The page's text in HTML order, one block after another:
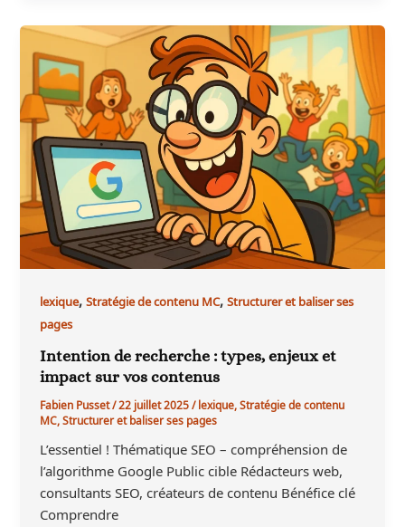
lexique,Stratégie de contenu MC,Structurer et baliser ses
pages
Intention de recherche : types, enjeux et
impact sur vos contenus
Fabien Pusset/22 juillet 2025/lexique,Stratégie de contenu
MC,Structurer et baliser ses pages
L’essentiel ! Thématique SEO – compréhension de
l’algorithme Google Public cible Rédacteurs web,
consultants SEO, créateurs de contenu Bénéfice clé
Comprendre